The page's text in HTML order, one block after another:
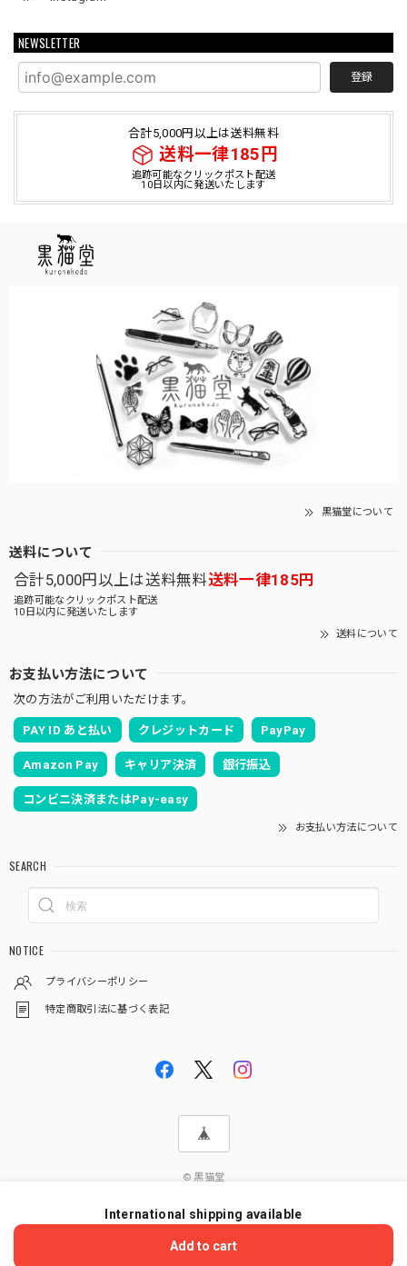
NEWSLETTER
登録
合計5,000円以上は送料無料
送料一律185円
追跡可能なクリックポスト配送
10日以内に発送いたします
黒猫堂について
送料について
合計5,000円以上は送料無料送料一律185円
追跡可能なクリックポスト配送
10日以内に発送いたします
送料について
お支払い方法について
次の方法がご利用いただけます。
PAY ID あと払い クレジットカード PayPay
Amazon Pay キャリア決済 銀行振込
コンビニ決済またはPay-easy
お支払い方法について
SEARCH
NOTICE
プライバシーポリシー
特定商取引法に基づく表記
© 黒猫堂
International shipping available
Add to cart
ショップに質問する